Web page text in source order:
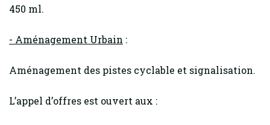
450 ml.
- Aménagement Urbain :
Aménagement des pistes cyclable et signalisation.
L’appel d’offres est ouvert aux :